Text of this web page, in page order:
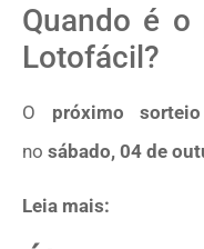
Quando é
Lotofácil?
O próximo
no sábado, 04 de
Leia mais: